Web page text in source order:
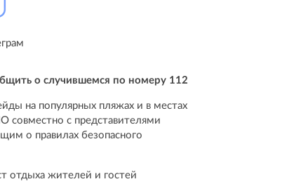
о случившемся по номеру 112
на популярных пляжах и в местах
совместно с представителями
о правилах безопасного
отдыха жителей и гостей